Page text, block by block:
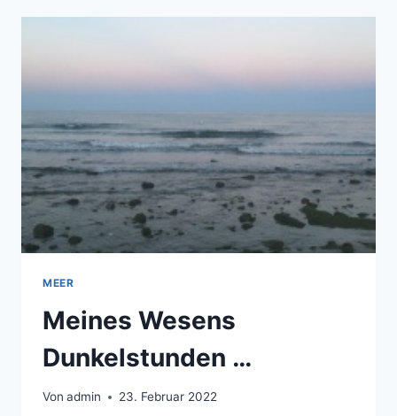
MEER
Meines Wesens
Dunkelstunden …
Von admin 23. Februar 2022